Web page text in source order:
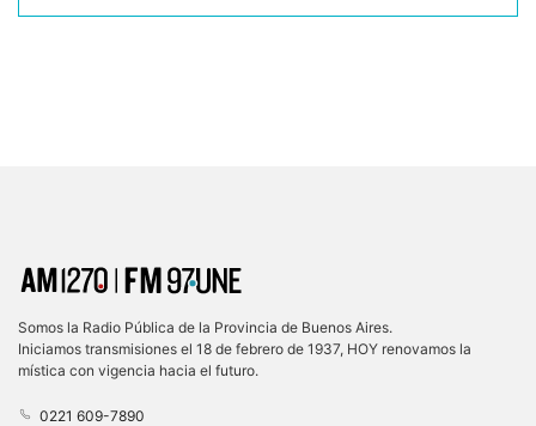
Somos la Radio Pública de la Provincia de Buenos Aires.
Iniciamos transmisiones el 18 de febrero de 1937, HOY renovamos la
mística con vigencia hacia el futuro.
0221 609-7890